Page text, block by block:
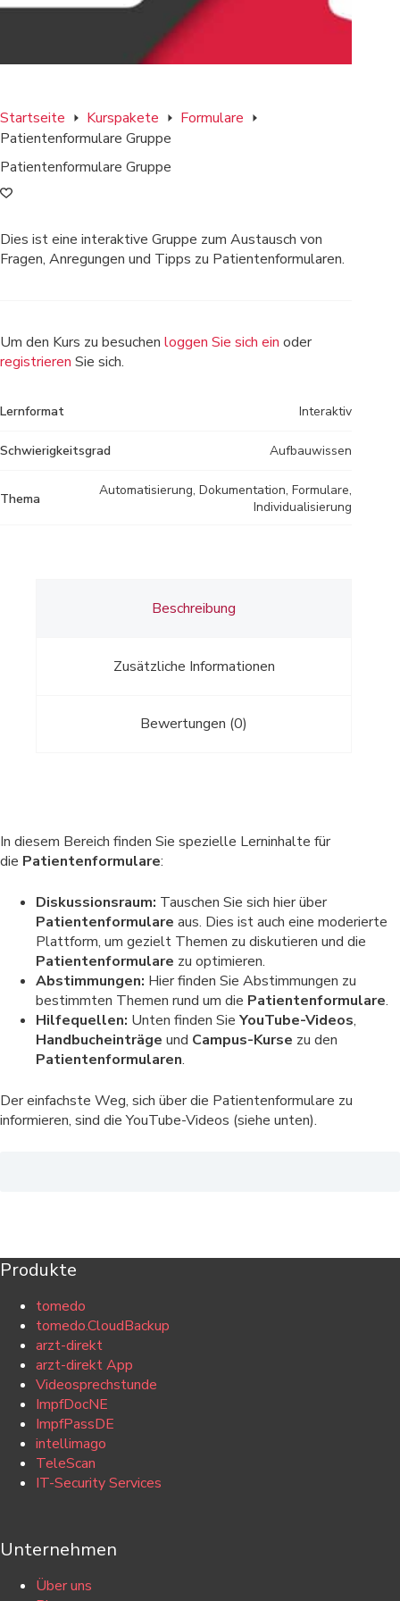
Startseite Kurspakete
Formulare
Patientenformulare Gruppe
Patientenformulare Gruppe
Dies ist eine interaktive Gruppe zum Austausch von
Fragen, Anregungen und Tipps zu Patientenformularen.
Um den Kurs zu besuchen loggen Sie sich ein oder
registrieren Sie sich.
Lernformat Interaktiv
Schwierigkeitsgrad Aufbauwissen
Thema
Automatisierung, Dokumentation, Formulare,
Individualisierung
Beschreibung
Zusätzliche Informationen
Bewertungen (0)
In diesem Bereich finden Sie spezielle Lerninhalte für
die Patientenformulare:
Diskussionsraum: Tauschen Sie sich hier über
Patientenformulare aus. Dies ist auch eine moderierte
Plattform, um gezielt Themen zu diskutieren und die
Patientenformulare zu optimieren.
Abstimmungen: Hier finden Sie Abstimmungen zu
bestimmten Themen rund um die Patientenformulare.
Hilfequellen: Unten finden Sie YouTube-Videos,
Handbucheinträge und Campus-Kurse zu den
Patientenformularen.
Der einfachste Weg, sich über die Patientenformulare zu
informieren, sind die YouTube-Videos (siehe unten).
Produkte
tomedo
tomedo.CloudBackup
arzt-direkt
arzt-direkt App
Videosprechstunde
ImpfDocNE
ImpfPassDE
intellimago
TeleScan
IT-Security Services
Unternehmen
Über uns